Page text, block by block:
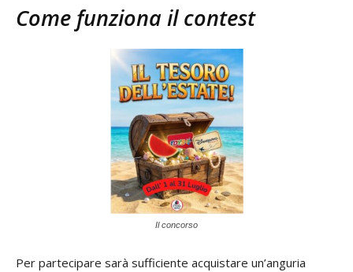
Come funziona il contest
Il concorso
Per partecipare sarà sufficiente acquistare un’anguria